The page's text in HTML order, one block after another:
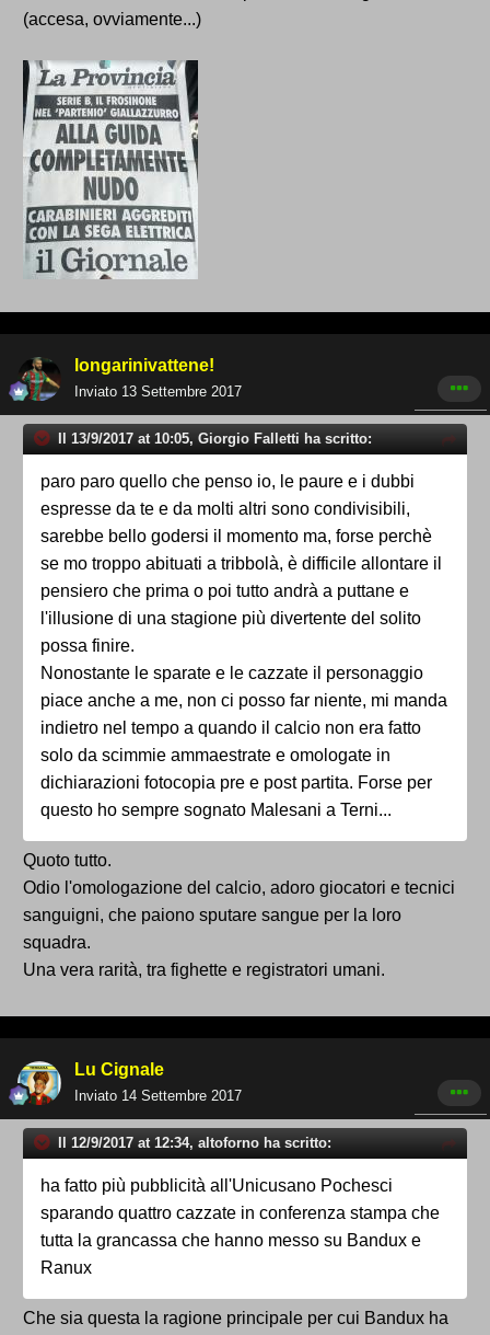
(accesa, ovviamente...)
longarinivattene!
Inviato 13 Settembre 2017
Il 13/9/2017 at 10:05, Giorgio Falletti ha scritto:
paro paro quello che penso io, le paure e i dubbi
espresse da te e da molti altri sono condivisibili,
sarebbe bello godersi il momento ma, forse perchè
se mo troppo abituati a tribbolà, è difficile allontare il
pensiero che prima o poi tutto andrà a puttane e
l'illusione di una stagione più divertente del solito
possa finire.
Nonostante le sparate e le cazzate il personaggio
piace anche a me, non ci posso far niente, mi manda
indietro nel tempo a quando il calcio non era fatto
solo da scimmie ammaestrate e omologate in
dichiarazioni fotocopia pre e post partita. Forse per
questo ho sempre sognato Malesani a Terni...
Quoto tutto.
Odio l'omologazione del calcio, adoro giocatori e tecnici
sanguigni, che paiono sputare sangue per la loro
squadra.
Una vera rarità, tra fighette e registratori umani.
Lu Cignale
Inviato 14 Settembre 2017
Il 12/9/2017 at 12:34, altoforno ha scritto:
ha fatto più pubblicità all'Unicusano Pochesci
sparando quattro cazzate in conferenza stampa che
tutta la grancassa che hanno messo su Bandux e
Ranux
Che sia questa la ragione principale per cui Bandux ha